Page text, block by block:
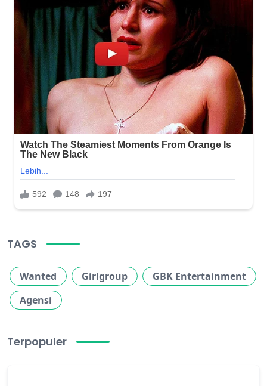
TAGS
Wanted Girlgroup
GBK Entertainment
Agensi
Terpopuler